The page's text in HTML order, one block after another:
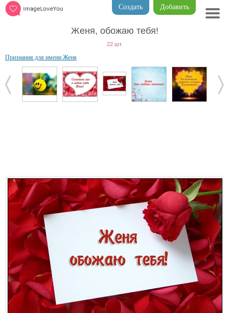
Добавить
Создать
Женя, обожаю тебя!
22 шт.
Признания для имени Женя